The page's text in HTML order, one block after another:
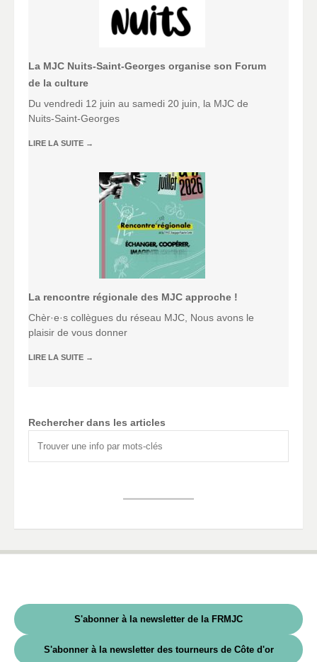
La MJC Nuits-Saint-Georges organise son Forum
de la culture
Du vendredi 12 juin au samedi 20 juin, la MJC de
Nuits-Saint-Georges
LIRE LA SUITE →
La rencontre régionale des MJC approche !
Chèr·e·s collègues du réseau MJC, Nous avons le
plaisir de vous donner
LIRE LA SUITE →
Rechercher dans les articles
S'abonner à la newsletter de la FRMJC
S'abonner à la newsletter des tourneurs de Côte d'or